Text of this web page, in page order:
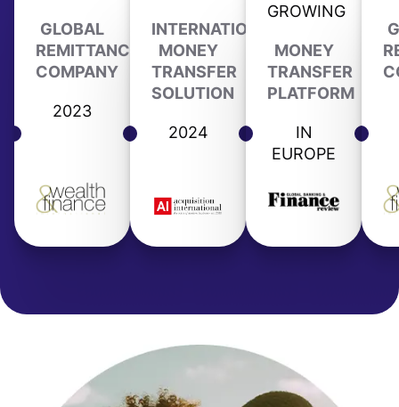
GLOBAL
REMITTANCE
COMPANY
2023
INTERNATIONAL
MONEY
TRANSFER
SOLUTION
2024
GROWING
MONEY
TRANSFER
PLATFORM
IN
EUROPE